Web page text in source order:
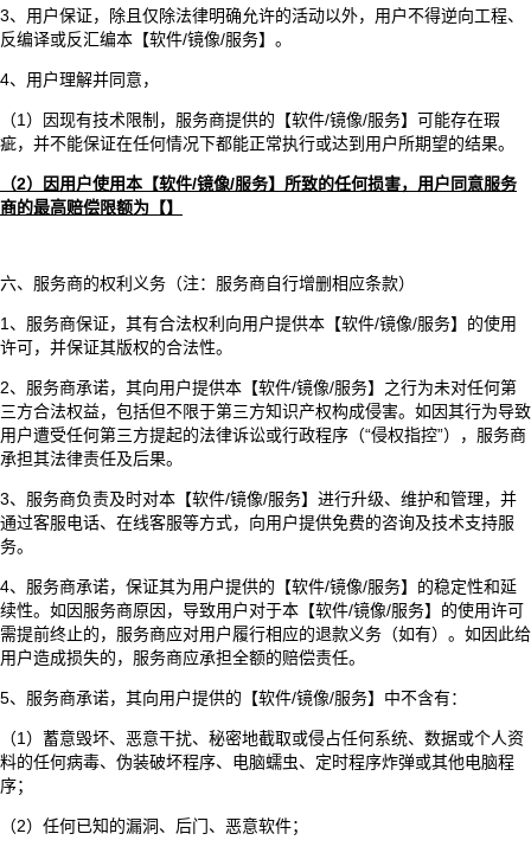
3、用户保证，除且仅除法律明确允许的活动以外，用户不得逆向工程、
反编译或反汇编本【软件/镜像/服务】。
4、用户理解并同意，
（1）因现有技术限制，服务商提供的【软件/镜像/服务】可能存在瑕
疵，并不能保证在任何情况下都能正常执行或达到用户所期望的结果。
（2）因用户使用本【软件/镜像/服务】所致的任何损害，用户同意服务
商的最高赔偿限额为【】
六、服务商的权利义务（注：服务商自行增删相应条款）
1、服务商保证，其有合法权利向用户提供本【软件/镜像/服务】的使用
许可，并保证其版权的合法性。
2、服务商承诺，其向用户提供本【软件/镜像/服务】之行为未对任何第
三方合法权益，包括但不限于第三方知识产权构成侵害。如因其行为导致
用户遭受任何第三方提起的法律诉讼或行政程序（“侵权指控”），服务商
承担其法律责任及后果。
3、服务商负责及时对本【软件/镜像/服务】进行升级、维护和管理，并
通过客服电话、在线客服等方式，向用户提供免费的咨询及技术支持服
务。
4、服务商承诺，保证其为用户提供的【软件/镜像/服务】的稳定性和延
续性。如因服务商原因，导致用户对于本【软件/镜像/服务】的使用许可
需提前终止的，服务商应对用户履行相应的退款义务（如有）。如因此给
用户造成损失的，服务商应承担全额的赔偿责任。
5、服务商承诺，其向用户提供的【软件/镜像/服务】中不含有：
（1）蓄意毁坏、恶意干扰、秘密地截取或侵占任何系统、数据或个人资
料的任何病毒、伪装破坏程序、电脑蠕虫、定时程序炸弹或其他电脑程
序；
（2）任何已知的漏洞、后门、恶意软件；